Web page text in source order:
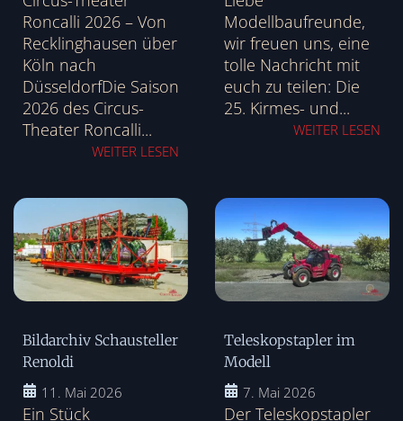
Roncalli 2026 – Von
Recklinghausen über
Köln nach
DüsseldorfDie Saison
2026 des Circus-
Theater Roncalli...
WEITER LESEN
Modellbaufreunde,
wir freuen uns, eine
tolle Nachricht mit
euch zu teilen: Die
25. Kirmes- und...
WEITER LESEN
Bildarchiv Schausteller
Renoldi
11. Mai 2026
Ein Stück
Teleskopstapler im
Modell
7. Mai 2026
Der Teleskopstapler